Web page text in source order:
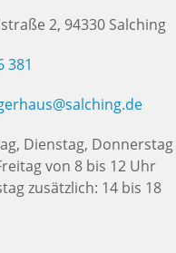
2, 94330 Salching
381
Dienstag, Donnerstag
von 8 bis 12 Uhr
zusätzlich: 14 bis 18